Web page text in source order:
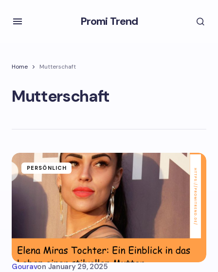
Promi Trend
Home Mutterschaft
Mutterschaft
PERSÖNLICH
Gouravon January 29, 2025